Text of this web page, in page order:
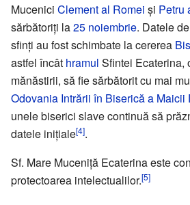
Mucenici Clement al Romei și Petru
sărbătoriți la25 noiembrie. Datele
sfinți au fost schimbate la cererea
astfel încât hramul Sfintei Ecaterina,
mănăstirii, să fie sărbătorit cu mai
Odovania Intrării în Biserică a Maicii
unele biserici slave continuă să
datele inițiale[4].
Sf. Mare Muceniță Ecaterina este
protectoarea intelectualilor.[5]